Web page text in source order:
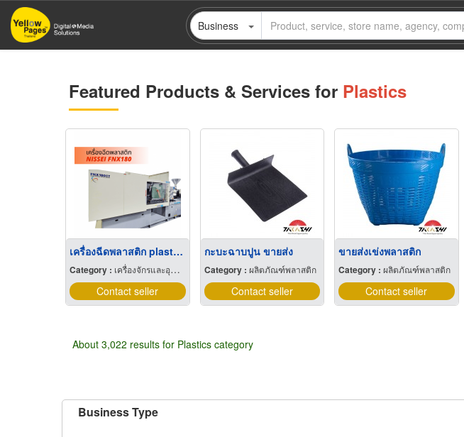
Skip
main
Business
Featured Products & Services for Plastics
เครื่องฉีดพลาสติก plastics machine
Category : เครื่องจักรและอุปกรณ์ผลิตพลาสติก
Contact seller
กะบะฉาบปูน ขายส่ง
Category : ผลิตภัณฑ์พลาสติก
Contact seller
ขายส่งเข่งพลาสติก
Category : ผลิตภัณฑ์พลาสติก
Contact seller
About 3,022 results for Plastics category
Business Type